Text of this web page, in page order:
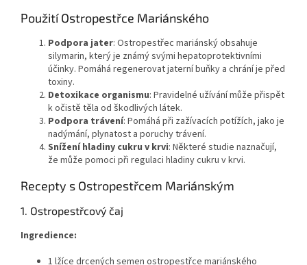
Použití Ostropestřce Mariánského
Podpora jater: Ostropestřec mariánský obsahuje
silymarin, který je známý svými hepatoprotektivními
účinky. Pomáhá regenerovat jaterní buňky a chrání je před
toxiny.
Detoxikace organismu: Pravidelné užívání může přispět
k očistě těla od škodlivých látek.
Podpora trávení: Pomáhá při zažívacích potížích, jako je
nadýmání, plynatost a poruchy trávení.
Snížení hladiny cukru v krvi: Některé studie naznačují,
že může pomoci při regulaci hladiny cukru v krvi.
Recepty s Ostropestřcem Mariánským
1. Ostropestřcový čaj
Ingredience:
1 lžíce drcených semen ostropestřce mariánského